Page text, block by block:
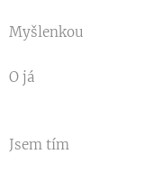
Myšlenkou
O já
Jsem tím